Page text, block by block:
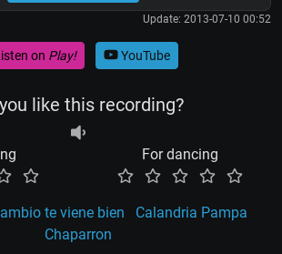
Update: 2013-07-10 00:52
on Play! YouTube
like this recording?
For dancing
te viene bien
Calandria Pampa
Chaparron